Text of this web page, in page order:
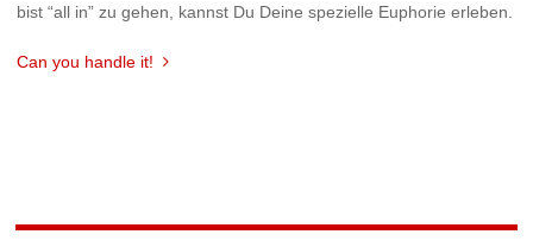
bist “all in” zu gehen, kannst Du Deine spezielle Euphorie erleben.
Can you handle it!